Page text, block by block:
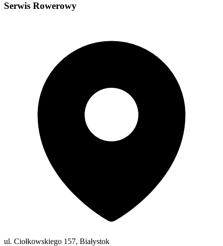
Serwis Rowerowy
ul. Ciołkowskiego 157, Białystok